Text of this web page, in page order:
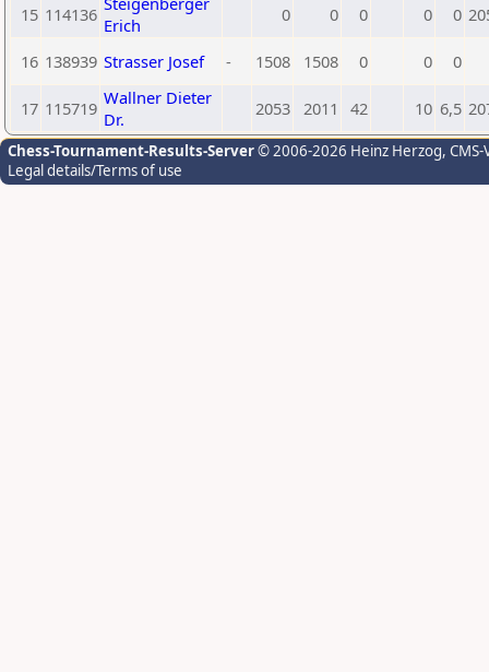
15 114136 Erich
0 0 0 0 0
16 138939 Strasser Josef - 1508 1508 0 0 0
17 115719 Wallner Dieter
Dr.
2053 2011 42 10 6,5
Chess-Tournament-Results-Server© 2006-2026 Heinz Herzog,
Legal details/Terms of use